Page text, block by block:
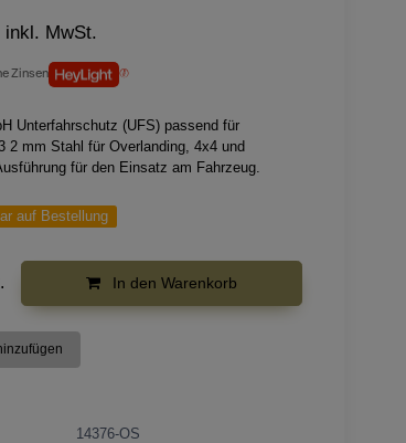
inkl. MwSt.
Zinsen
Unterfahrschutz (UFS) passend für
2 mm Stahl für Overlanding, 4x4 und
für den Einsatz am Fahrzeug.
auf Bestellung
In den Warenkorb
14376-OS